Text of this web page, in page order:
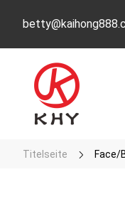
Titelseite Face/